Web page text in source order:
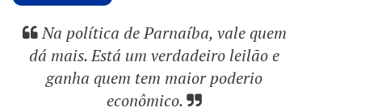
Na política de Parnaíba, vale quem
dá mais. Está um verdadeiro leilão e
ganha quem tem maior poderio
econômico.